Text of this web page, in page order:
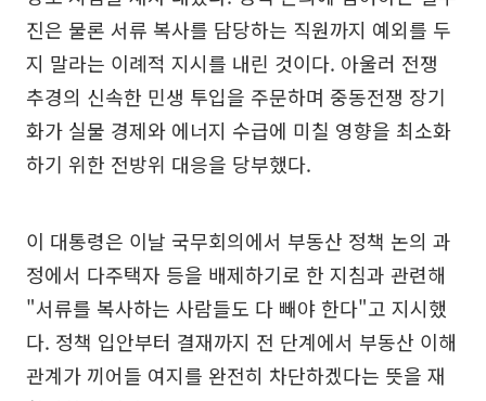
진은 물론 서류 복사를 담당하는 직원까지 예외를 두
지 말라는 이례적 지시를 내린 것이다. 아울러 전쟁
추경의 신속한 민생 투입을 주문하며 중동전쟁 장기
화가 실물 경제와 에너지 수급에 미칠 영향을 최소화
하기 위한 전방위 대응을 당부했다.
이 대통령은 이날 국무회의에서 부동산 정책 논의 과
정에서 다주택자 등을 배제하기로 한 지침과 관련해
"서류를 복사하는 사람들도 다 빼야 한다"고 지시했
다. 정책 입안부터 결재까지 전 단계에서 부동산 이해
관계가 끼어들 여지를 완전히 차단하겠다는 뜻을 재